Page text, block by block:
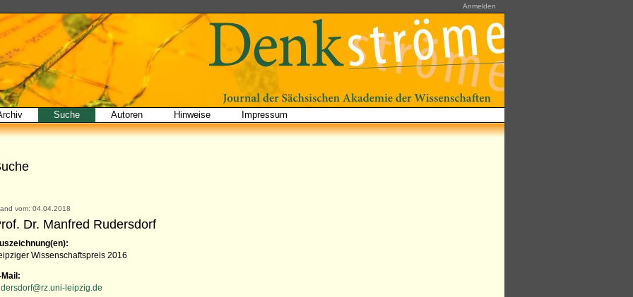
Anmelden
Suche Autoren Hinweise Impressum
vom: 04.04.2018
Dr. Manfred Rudersdorf
Wissenschaftspreis 2016
Mail:
leipzig.de